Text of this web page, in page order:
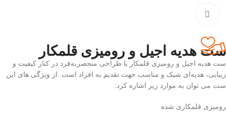
ست هدیه اجیل و رومیزی قلمکار
ست هدیه اجیل و رومیزی قلمکار با طراحی منحصربه‌فرد در کنار کیفیت و
زیبایی، هدیه‌ای شیک و مناسب جهت تقدیم به افراد است. از ویژگی های این
ست می توان به موارد زیر اشاره کرد:
رومیزی قلمکاری شده